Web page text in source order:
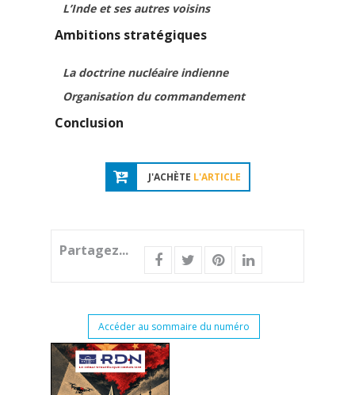
L’Inde et ses autres voisins
Ambitions stratégiques
La doctrine nucléaire indienne
Organisation du commandement
Conclusion
J'ACHÈTE L'ARTICLE
Partagez...
Accéder au sommaire du numéro